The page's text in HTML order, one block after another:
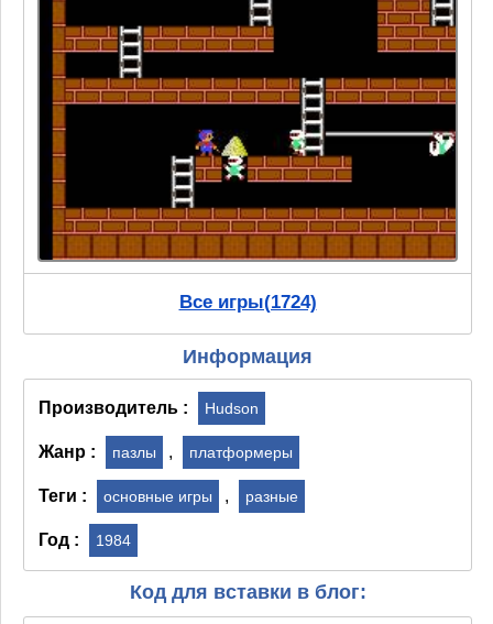
Все игры(1724)
Информация
Производитель : Hudson
Жанр : пазлы , платформеры
Теги : основные игры , разные
Год : 1984
Код для вставки в блог: